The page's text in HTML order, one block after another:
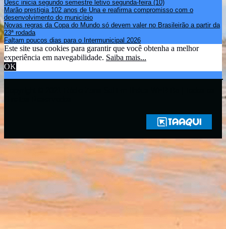
Uesc inicia segundo semestre letivo segunda-feira (10)
Marão prestigia 102 anos de Una e reafirma compromisso com o
desenvolvimento do município
Novas regras da Copa do Mundo só devem valer no Brasileirão a partir da
23ª rodada
Faltam poucos dias para o Intermunicipal 2026
Este site usa cookies para garantir que você obtenha a melhor
experiência em navegabilidade. Saiba mais...
OK